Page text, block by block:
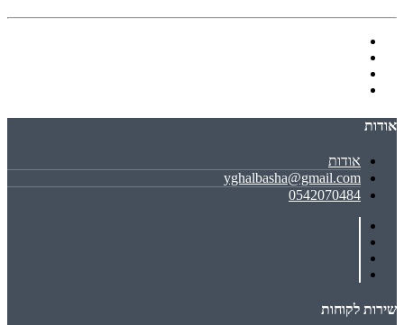
אודות
אודות
yghalbasha@gmail.com
0542070484
שירות לקוחות